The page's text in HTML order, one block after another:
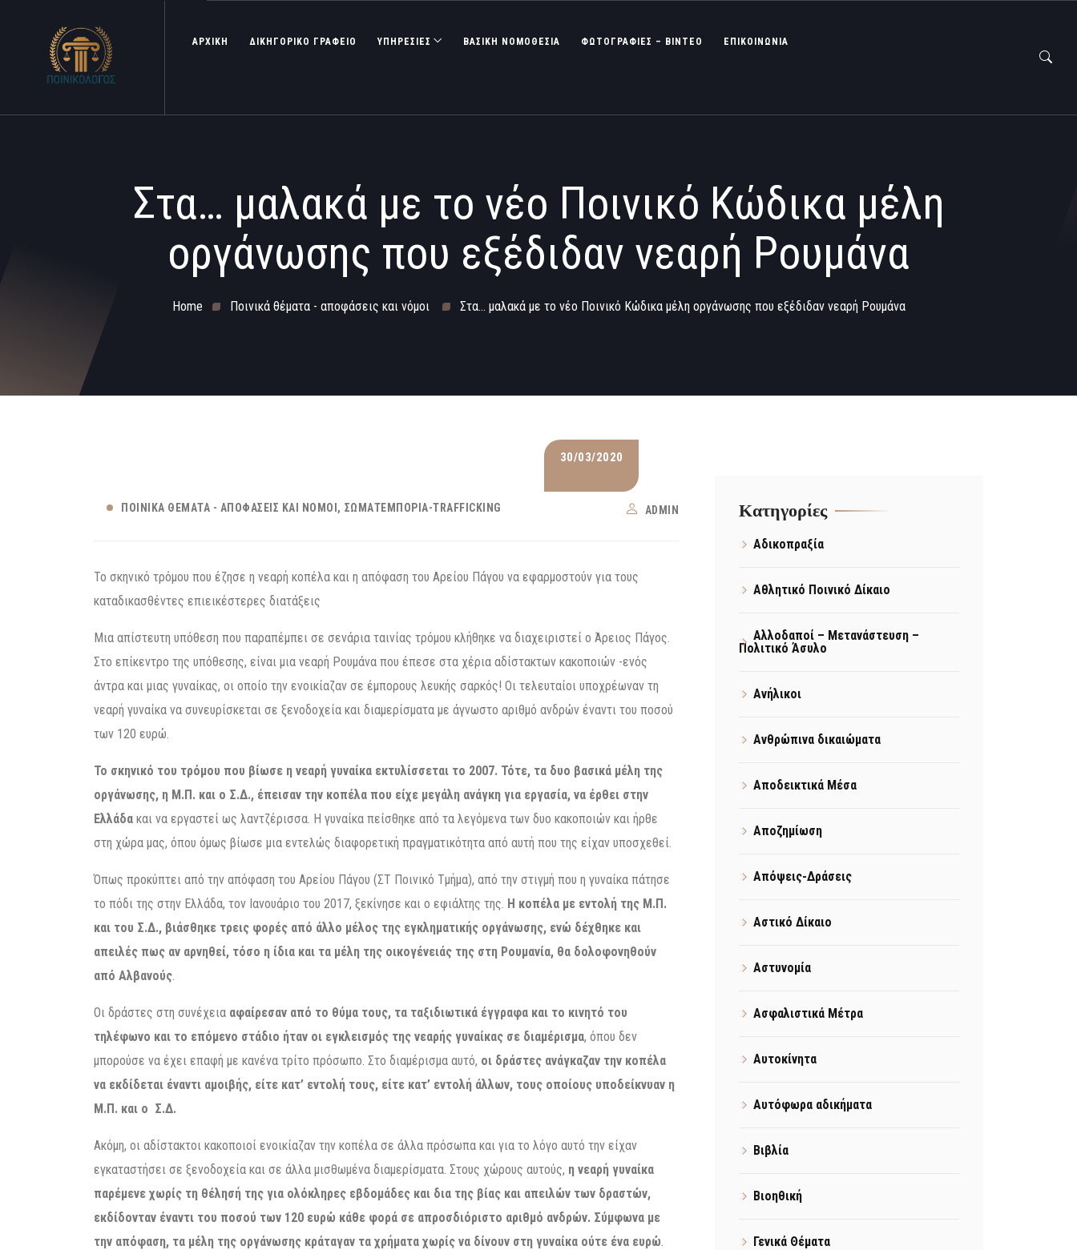
ΑΡΧΙΚΗ ΔΙΚΗΓΟΡΙΚΟ ΓΡΑΦΕΙΟ ΥΠΗΡΕΣΙΕΣ ΒΑΣΙΚΉ ΝΟΜΟΘΕΣΊΑ ΦΩΤΟΓΡΑΦΊΕΣ – ΒΊΝΤΕΟ ΕΠΙΚΟΙΝΩΝΙΑ
Στα… μαλακά με το νέο Ποινικό Κώδικα μέλη
οργάνωσης που εξέδιδαν νεαρή Ρουμάνα
Home Ποινικά θέματα - αποφάσεις και νόμοι Στα… μαλακά με το νέο Ποινικό Κώδικα μέλη οργάνωσης που εξέδιδαν νεαρή Ρουμάνα
30/03/2020
ΠΟΙΝΙΚΆ ΘΈΜΑΤΑ - ΑΠΟΦΆΣΕΙΣ ΚΑΙ ΝΌΜΟΙ ΣΩΜΑΤΕΜΠΟΡΊΑ-TRAFFICKING ADMIN
Το σκηνικό τρόμου που έζησε η νεαρή κοπέλα και η απόφαση του Αρείου Πάγου να εφαρμοστούν για τους
καταδικασθέντες επιεικέστερες διατάξεις
Μια απίστευτη υπόθεση που παραπέμπει σε σενάρια ταινίας τρόμου κλήθηκε να διαχειριστεί ο Άρειος Πάγος.
Στο επίκεντρο της υπόθεσης, είναι μια νεαρή Ρουμάνα που έπεσε στα χέρια αδίστακτων κακοποιών -ενός
άντρα και μιας γυναίκας, οι οποίο την ενοικίαζαν σε έμπορους λευκής σαρκός! Οι τελευταίοι υποχρέωναν τη
νεαρή γυναίκα να συνευρίσκεται σε ξενοδοχεία και διαμερίσματα με άγνωστο αριθμό ανδρών έναντι του ποσού
των 120 ευρώ.
Το σκηνικό του τρόμου που βίωσε η νεαρή γυναίκα εκτυλίσσεται το 2007. Τότε, τα δυο βασικά μέλη της
οργάνωσης, η Μ.Π. και ο Σ.Δ., έπεισαν την κοπέλα που είχε μεγάλη ανάγκη για εργασία, να έρθει στην
Ελλάδα και να εργαστεί ως λαντζέρισσα. Η γυναίκα πείσθηκε από τα λεγόμενα των δυο κακοποιών και ήρθε
στη χώρα μας, όπου όμως βίωσε μια εντελώς διαφορετική πραγματικότητα από αυτή που της είχαν υποσχεθεί.
Όπως προκύπτει από την απόφαση του Αρείου Πάγου (ΣΤ Ποινικό Τμήμα), από την στιγμή που η γυναίκα πάτησε
το πόδι της στην Ελλάδα, τον Ιανουάριο του 2017, ξεκίνησε και ο εφιάλτης της. Η κοπέλα με εντολή της Μ.Π.
και του Σ.Δ., βιάσθηκε τρεις φορές από άλλο μέλος της εγκληματικής οργάνωσης, ενώ δέχθηκε και
απειλές πως αν αρνηθεί, τόσο η ίδια και τα μέλη της οικογένειάς της στη Ρουμανία, θα δολοφονηθούν
από Αλβανούς.
Οι δράστες στη συνέχεια αφαίρεσαν από το θύμα τους, τα ταξιδιωτικά έγγραφα και το κινητό του
τηλέφωνο και το επόμενο στάδιο ήταν οι εγκλεισμός της νεαρής γυναίκας σε διαμέρισμα, όπου δεν
μπορούσε να έχει επαφή με κανένα τρίτο πρόσωπο. Στο διαμέρισμα αυτό, οι δράστες ανάγκαζαν την κοπέλα
να εκδίδεται έναντι αμοιβής, είτε κατ’ εντολή τους, είτε κατ’ εντολή άλλων, τους οποίους υποδείκνυαν η
Μ.Π. και ο Σ.Δ.
Ακόμη, οι αδίστακτοι κακοποιοί ενοικίαζαν την κοπέλα σε άλλα πρόσωπα και για το λόγο αυτό την είχαν
εγκαταστήσει σε ξενοδοχεία και σε άλλα μισθωμένα διαμερίσματα. Στους χώρους αυτούς, η νεαρή γυναίκα
παρέμενε χωρίς τη θέλησή της για ολόκληρες εβδομάδες και δια της βίας και απειλών των δραστών,
εκδίδονταν έναντι του ποσού των 120 ευρώ κάθε φορά σε απροσδιόριστο αριθμό ανδρών. Σύμφωνα με
την απόφαση, τα μέλη της οργάνωσης κράταγαν τα χρήματα χωρίς να δίνουν στη γυναίκα ούτε ένα ευρώ.
Kατηγορίες
Αδικοπραξία
Αθλητικό Ποινικό Δίκαιο
Αλλοδαποί – Μετανάστευση –
Πολιτικό Άσυλο
Ανήλικοι
Ανθρώπινα δικαιώματα
Αποδεικτικά Μέσα
Αποζημίωση
Απόψεις-Δράσεις
Αστικό Δίκαιο
Αστυνομία
Ασφαλιστικά Μέτρα
Αυτοκίνητα
Αυτόφωρα αδικήματα
Βιβλία
Βιοηθική
Γενικά Θέματα